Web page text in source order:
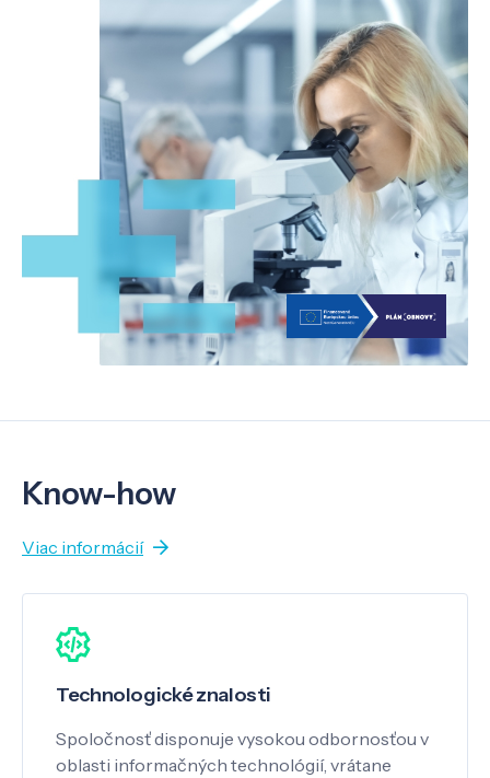
Know-how
Viac informácií
Technologické znalosti
Spoločnosť disponuje vysokou odbornosťou v
oblasti informačných technológií, vrátane